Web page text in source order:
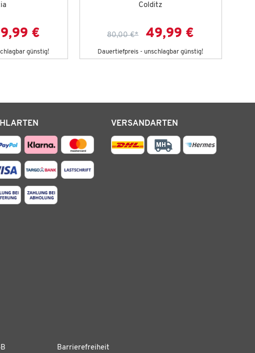
€
günstig!
Colditz
80,00 €* 49,99 €
Dauertiefpreis - unschlagbar günstig!
VERSANDARTEN
Barrierefreiheit